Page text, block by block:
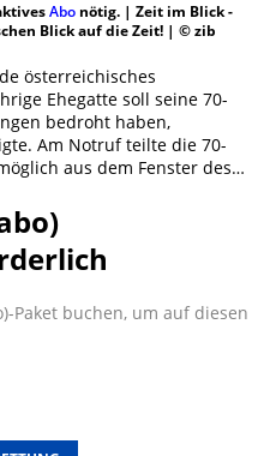
Abonötig. | Zeit im Blick -
Blick auf die Zeit! | © zib
österreichisches
Ehegatte soll seine 70-
bedroht haben,
Am Notruf teilte die 70-
aus dem Fenster des…
Paket buchen, um auf diesen